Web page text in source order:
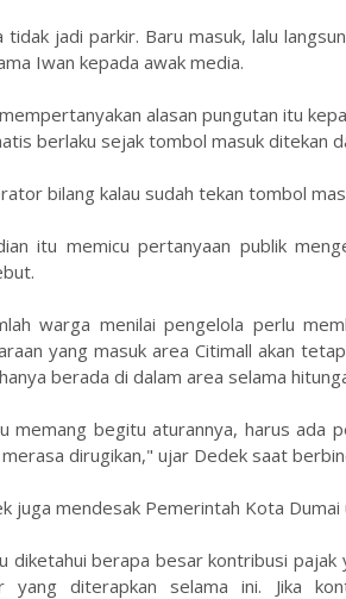
tidak jadi parkir. Baru masuk, lalu
Iwan kepada awak media.
alasan pungutan itu
berlaku sejak tombol masuk ditekan
bilang kalau sudah tekan tombol
itu memicu pertanyaan publik
warga menilai pengelola perlu
yang masuk area Citimall akan
berada di dalam area selama
memang begitu aturannya, harus ada
dirugikan," ujar Dedek saat
juga mendesak Pemerintah Kota
diketahui berapa besar kontribusi
yang diterapkan selama ini. Jika